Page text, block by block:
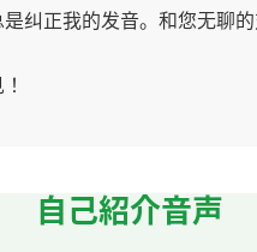
纠正我的发音。和您无聊
告诉了我一些我以前不太了
自己紹介音声